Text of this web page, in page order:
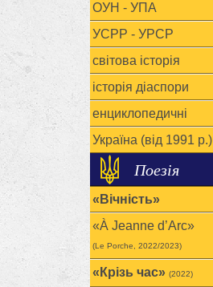
ОУН - УПА
УСРР - УРСР
світова історія
історія діаспори
енциклопедичні
Україна (від 1991 р.)
Поезія
«Вічність»
«À Jeanne d’Arc»
(Le Porche, 2022/2023)
«Крізь час» (2022)